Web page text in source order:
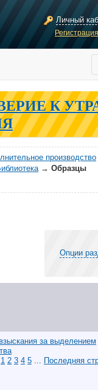
Личный
К
производство
→ Образцы
Опции
за выделением
1 2 3 4 5 ... Последняя